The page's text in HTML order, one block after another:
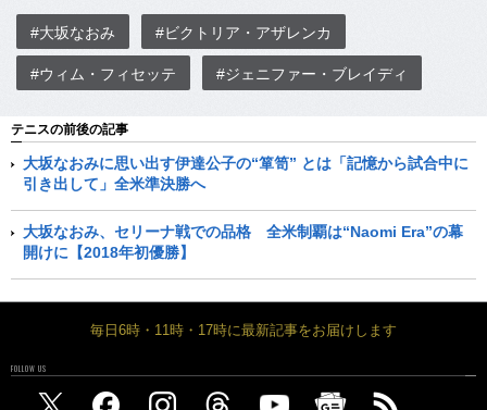
#大坂なおみ #ビクトリア・アザレンカ
#ウィム・フィセッテ #ジェニファー・ブレイディ
テニスの前後の記事
大坂なおみに思い出す伊達公子の“箪笥” とは「記憶から試合中に
引き出して」全米準決勝へ
大坂なおみ、セリーナ戦での品格 全米制覇は“Naomi Era”の幕
開けに【2018年初優勝】
毎日6時・11時・17時に最新記事をお届けします
FOLLOW US